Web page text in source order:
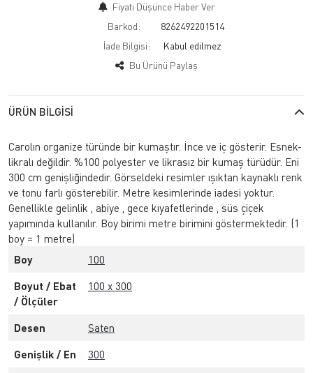
Fiyatı Düşünce Haber Ver
Barkod:
8262492201514
İade Bilgisi:
Bu Ürünü Paylaş
ÜRÜN BILGISI
Carolın organize türünde bir kumaştır. İnce ve iç gösterir. Esnek-
likralı değildir. %100 polyester ve likrasız bir kumaş türüdür. Eni
300 cm genişliğindedir. Görseldeki resimler ışıktan kaynaklı renk
ve tonu farlı gösterebilir. Metre kesimlerinde iadesi yoktur.
Genellikle gelinlik , abiye , gece kıyafetlerinde , süs çiçek
yapımında kullanılır. Boy birimi metre birimini göstermektedir. (1
boy = 1 metre)
Boy
100
Boyut / Ebat
/ Ölçüler
100 x 300
Desen Saten
Genişlik / En 300